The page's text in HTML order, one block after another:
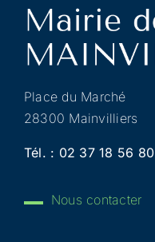
Place du Marché
28300 Mainvilliers
Tél. : 02 37 18 56 80
Nous contacter